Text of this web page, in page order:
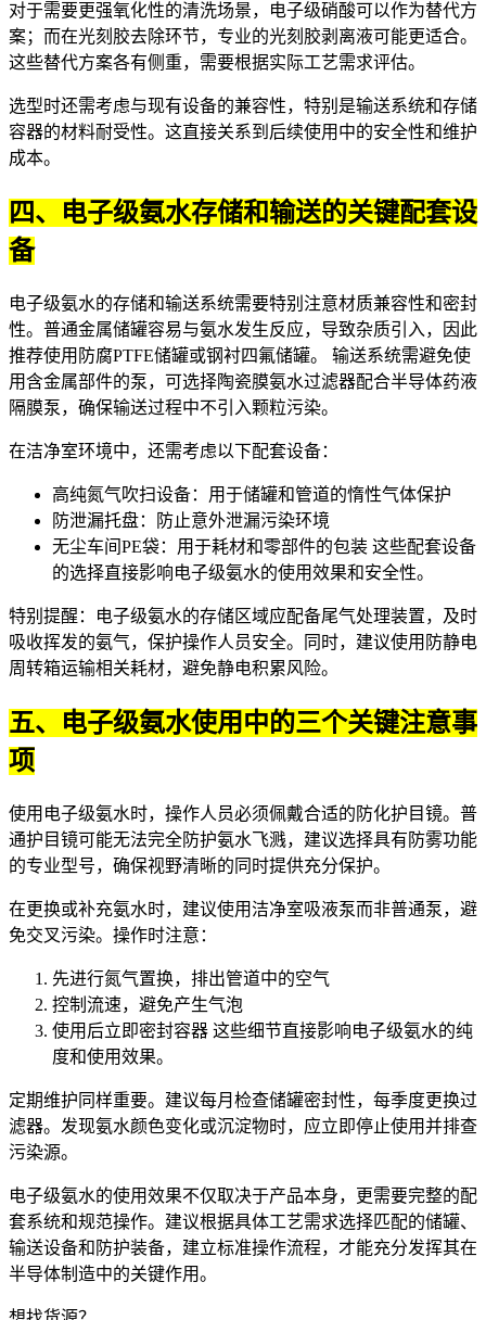
对于需要更强氧化性的清洗场景， 电子级硝酸可以作为替代方
案；而在光刻胶去除环节，专业的光刻胶剥离液可能更适合。
这些替代方案各有侧重，需要根据实际工艺需求评估。
选型时还需考虑与现有设备的兼容性，特别是输送系统和存储
容器的材料耐受性。这直接关系到后续使用中的安全性和维护
成本。
四、电子级氨水存储和输送的关键配套设
备
电子级氨水的存储和输送系统需要特别注意材质兼容性和密封
性。普通金属储罐容易与氨水发生反应，导致杂质引入，因此
推荐使用 防腐PTFE储罐或钢衬四氟储罐。 输送系统需避免使
用含金属部件的泵，可选择陶瓷膜氨水过滤器配合半导体药液
隔膜泵 ，确保输送过程中不引入颗粒污染。
在洁净室环境中，还需考虑以下配套设备：
高纯氮气吹扫设备：用于储罐和管道的惰性气体保护
防泄漏托盘：防止意外泄漏污染环境
无尘车间PE袋：用于耗材和零部件的包装 这些配套设备
的选择直接影响电子级氨水的使用效果和安全性。
特别提醒：电子级氨水的存储区域应配备尾气处理装置，及时
吸收挥发的氨气，保护操作人员安全。同时，建议使用 防静电
周转箱运输相关耗材，避免静电积累风险。
五、电子级氨水使用中的三个关键注意事
项
使用电子级氨水时，操作人员必须佩戴合适的 防化护目镜。普
通护目镜可能无法完全防护氨水飞溅，建议选择具有防雾功能
的专业型号，确保视野清晰的同时提供充分保护。
在更换或补充氨水时，建议使用洁净室吸液泵而非普通泵，避
免交叉污染。操作时注意：
先进行氮气置换，排出管道中的空气
控制流速，避免产生气泡
使用后立即密封容器 这些细节直接影响电子级氨水的纯
度和使用效果。
定期维护同样重要。建议每月检查储罐密封性，每季度更换过
滤器。发现氨水颜色变化或沉淀物时，应立即停止使用并排查
污染源。
电子级氨水的使用效果不仅取决于产品本身，更需要完整的配
套系统和规范操作。建议根据具体工艺需求选择匹配的储罐、
输送设备和防护装备，建立标准操作流程，才能充分发挥其在
半导体制造中的关键作用。